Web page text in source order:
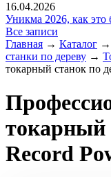
16.04.2026
Уникма 2026, как это
Все записи
Главная → Каталог →
станки по дереву →
токарный станок по
токарный
Record